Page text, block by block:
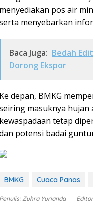
menyediakan pos air
serta menyebarkan
Baca Juga: Bedah
Dorong Ekspor
Ke depan, BMKG
seiring masuknya hujan
kewaspadaan tetap
dan potensi badai
BMKG Cuaca Panas
Penulis: Zuhra Yurianda